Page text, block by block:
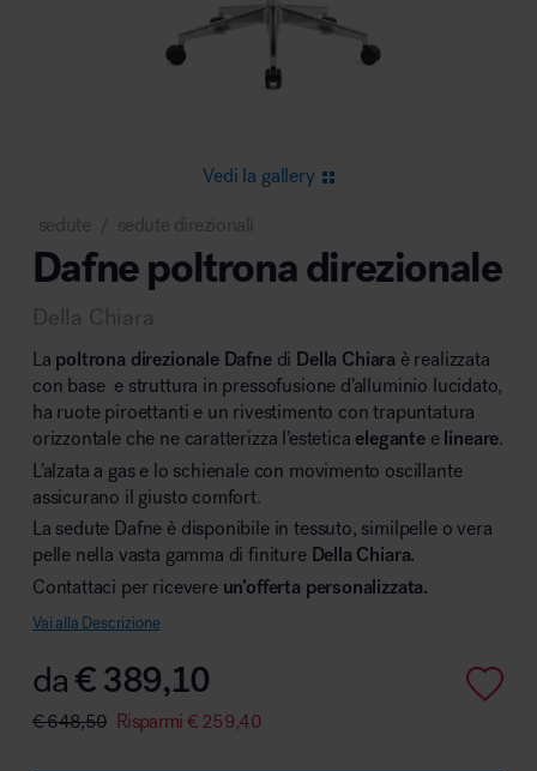
Area lounge e attesa
Area outdoor
Vedi la gallery
sedute sedute direzionali
Dafne poltrona direzionale
Della Chiara
La poltrona direzionale Dafnedi Della Chiara è realizzata
con base e struttura in pressofusione d’alluminio lucidato,
ha ruote piroettanti e un rivestimento con trapuntatura
orizzontale che ne caratterizza l’estetica elegantee lineare.
L’alzata a gas e lo schienale con movimento oscillante
assicurano il giusto comfort.
La sedute Dafne è disponibile in tessuto, similpelle o vera
pelle nella vasta gamma di finiture Della Chiara.
Contattaci per ricevere un’offerta personalizzata.
Vai alla Descrizione
da€389,10
€648,50 Risparmi €259,40